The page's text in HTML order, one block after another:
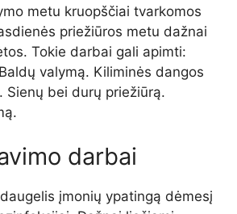
metu kruopščiai tvarkomos
priežiūros metu dažnai
Tokie darbai gali apimti:
valymą. Kiliminės dangos
Sienų bei durų priežiūrą.
darbai
įmonių ypatingą dėmesį